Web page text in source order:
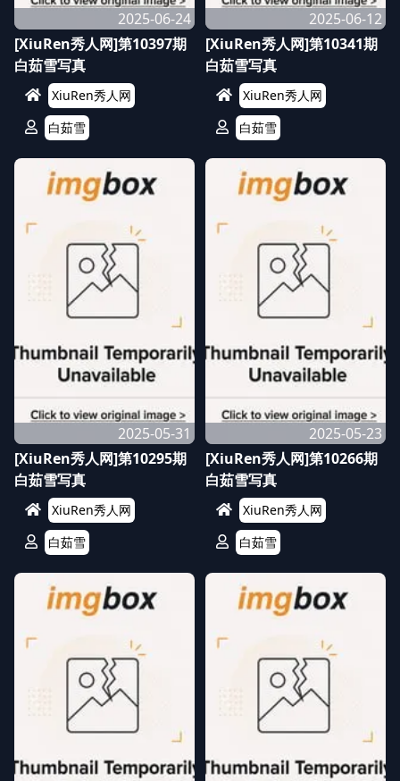
2025-06-24
[XiuRen秀人网]第10397期
白茹雪写真
XiuRen秀人网
白茹雪
2025-06-12
[XiuRen秀人网]第10341期
白茹雪写真
XiuRen秀人网
白茹雪
2025-05-31
[XiuRen秀人网]第10295期
白茹雪写真
XiuRen秀人网
白茹雪
2025-05-23
[XiuRen秀人网]第10266期
白茹雪写真
XiuRen秀人网
白茹雪